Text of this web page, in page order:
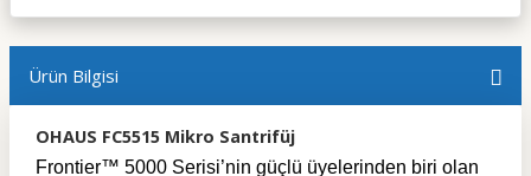
Ürün Bilgisi
OHAUS FC5515 Mikro Santrifüj
Frontier™ 5000 Serisi’nin güçlü üyelerinden biri olan